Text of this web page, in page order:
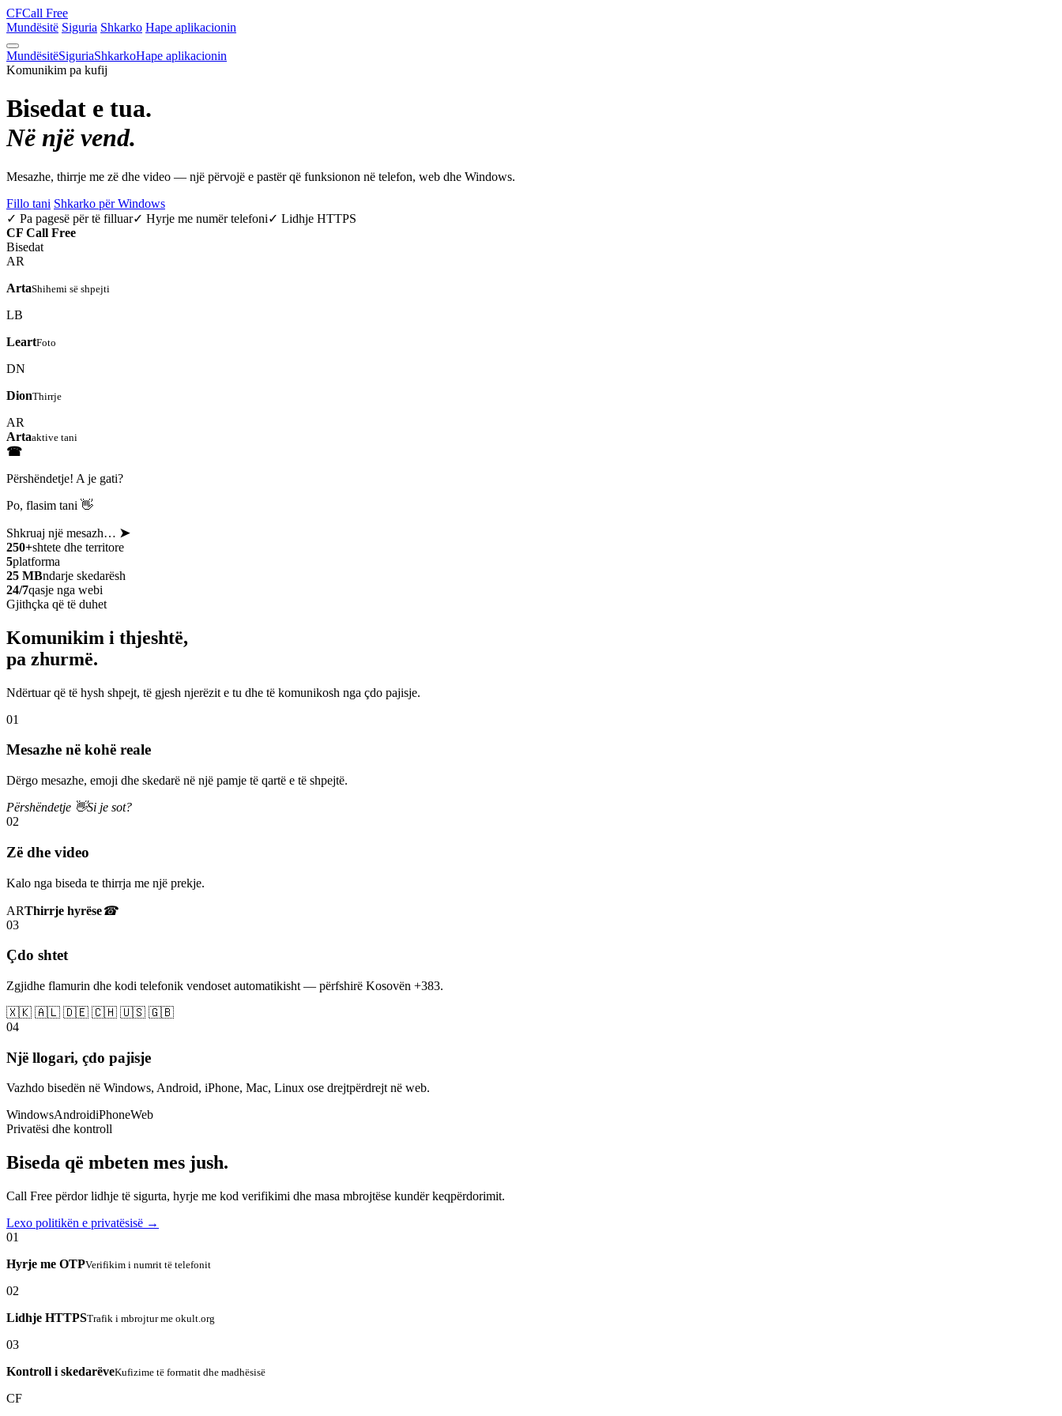
CFCall Free
Mundësitë Siguria Shkarko Hape aplikacionin
MundësitëSiguriaShkarkoHape aplikacionin
Komunikim pa kufij
Bisedat e tua.
Në një vend.
Mesazhe, thirrje me zë dhe video — një përvojë e pastër që funksionon në telefon, web dhe Windows.
Fillo tani Shkarko për Windows
✓ Pa pagesë për të filluar✓ Hyrje me numër telefoni✓ Lidhje HTTPS
CF Call Free
Bisedat
AR
ArtaShihemi së shpejti
LB
LeartFoto
DN
DionThirrje
AR
Artaaktive tani
☎
Përshëndetje! A je gati?
Po, flasim tani 👋
Shkruaj një mesazh… ➤
250+shtete dhe territore
5platforma
25 MBndarje skedarësh
24/7qasje nga webi
Gjithçka që të duhet
Komunikim i thjeshtë,
pa zhurmë.
Ndërtuar që të hysh shpejt, të gjesh njerëzit e tu dhe të komunikosh nga çdo pajisje.
01
Mesazhe në kohë reale
Dërgo mesazhe, emoji dhe skedarë në një pamje të qartë e të shpejtë.
Përshëndetje 👋Si je sot?
02
Zë dhe video
Kalo nga biseda te thirrja me një prekje.
ARThirrje hyrëse☎
03
Çdo shtet
Zgjidhe flamurin dhe kodi telefonik vendoset automatikisht — përfshirë Kosovën +383.
🇽🇰 🇦🇱 🇩🇪 🇨🇭 🇺🇸 🇬🇧
04
Një llogari, çdo pajisje
Vazhdo bisedën në Windows, Android, iPhone, Mac, Linux ose drejtpërdrejt në web.
WindowsAndroidiPhoneWeb
Privatësi dhe kontroll
Biseda që mbeten mes jush.
Call Free përdor lidhje të sigurta, hyrje me kod verifikimi dhe masa mbrojtëse kundër keqpërdorimit.
Lexo politikën e privatësisë →
01
Hyrje me OTPVerifikim i numrit të telefonit
02
Lidhje HTTPSTrafik i mbrojtur me okult.org
03
Kontroll i skedarëveKufizime të formatit dhe madhësisë
CF